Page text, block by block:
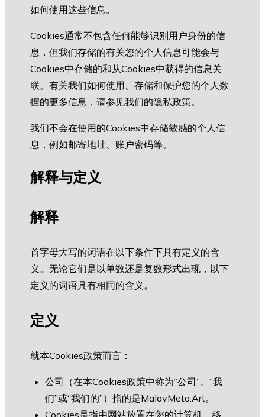
如何使用这些信息。
Cookies通常不包含任何能够识别用户身份的信
息，但我们存储的有关您的个人信息可能会与
Cookies中存储的和从Cookies中获得的信息关
联。有关我们如何使用、存储和保护您的个人数
据的更多信息，请参见我们的隐私政策。
我们不会在使用的Cookies中存储敏感的个人信
息，例如邮寄地址、账户密码等。
解释与定义
解释
首字母大写的词语在以下条件下具有定义的含
义。无论它们是以单数还是复数形式出现，以下
定义的词语具有相同的含义。
定义
就本Cookies政策而言：
公司（在本Cookies政策中称为“公司”、“我
们”或“我们的”）指的是MalovMeta.Art。